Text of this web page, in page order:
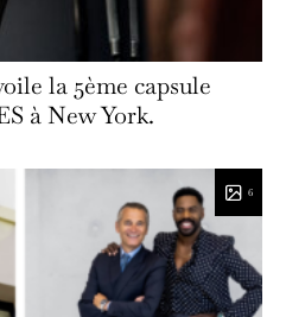
la 5ème capsule
à New York.
6